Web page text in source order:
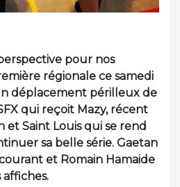
pour nos
régionale ce samedi
déplacement périlleux de
qui reçoit Mazy, récent
et Saint Louis qui se rend
sa belle série. Gaetan
et Romain Hamaide